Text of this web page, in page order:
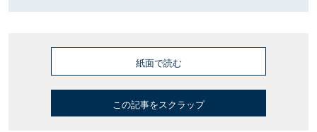
紙面で読む
この記事をスクラップ